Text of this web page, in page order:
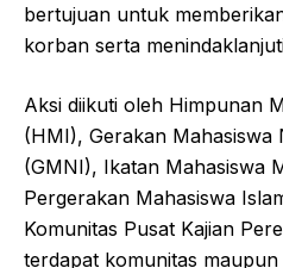
bertujuan untuk
korban serta
Aksi diikuti oleh Himpunan
(HMI), Gerakan Mahasiswa
(GMNI), Ikatan Mahasiswa
Pergerakan Mahasiswa
Komunitas Pusat Kajian
terdapat komunitas